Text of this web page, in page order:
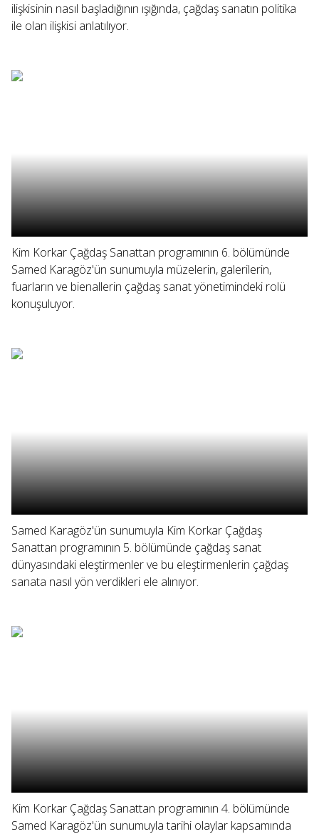
ilişkisinin nasıl başladığının ışığında, çağdaş sanatın politika
ile olan ilişkisi anlatılıyor.
Kim Korkar Çağdaş Sanattan programının 6. bölümünde
Samed Karagöz'ün sunumuyla müzelerin, galerilerin,
fuarların ve bienallerin çağdaş sanat yönetimindeki rolü
konuşuluyor.
Samed Karagöz'ün sunumuyla Kim Korkar Çağdaş
Sanattan programının 5. bölümünde çağdaş sanat
dünyasındaki eleştirmenler ve bu eleştirmenlerin çağdaş
sanata nasıl yön verdikleri ele alınıyor.
Kim Korkar Çağdaş Sanattan programının 4. bölümünde
Samed Karagöz'ün sunumuyla tarihi olaylar kapsamında